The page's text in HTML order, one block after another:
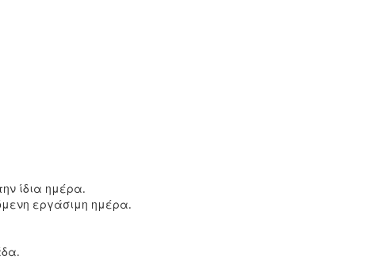
ίδια ημέρα.
εργάσιμη ημέρα.